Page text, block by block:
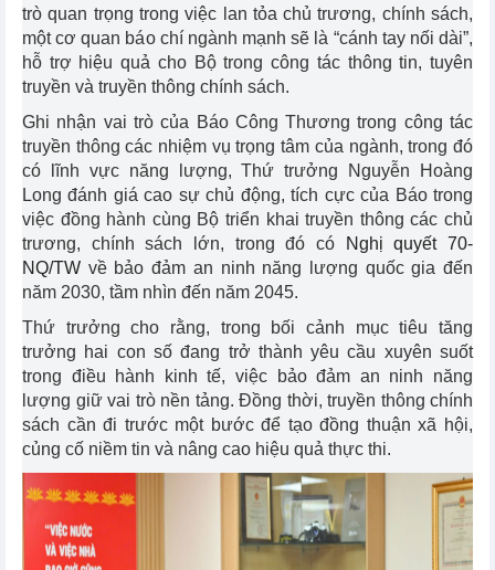
trò quan trọng trong việc lan tỏa chủ trương, chính sách,
một cơ quan báo chí ngành mạnh sẽ là “cánh tay nối dài”,
hỗ trợ hiệu quả cho Bộ trong công tác thông tin, tuyên
truyền và truyền thông chính sách.
Ghi nhận vai trò của Báo Công Thương trong công tác
truyền thông các nhiệm vụ trọng tâm của ngành, trong đó
có lĩnh vực năng lượng, Thứ trưởng Nguyễn Hoàng
Long đánh giá cao sự chủ động, tích cực của Báo trong
việc đồng hành cùng Bộ triển khai truyền thông các chủ
trương, chính sách lớn, trong đó có
Nghị quyết 70-
NQ/TW về bảo đảm an ninh năng lượng quốc gia đến
năm 2030, tầm nhìn đến năm 2045.
Thứ trưởng cho rằng, trong bối cảnh mục tiêu tăng
trưởng hai con số đang trở thành yêu cầu xuyên suốt
trong điều hành kinh tế, việc bảo đảm an ninh năng
lượng giữ vai trò nền tảng. Đồng thời, truyền thông chính
sách cần đi trước một bước để tạo đồng thuận xã hội,
củng cố niềm tin và nâng cao hiệu quả thực thi.